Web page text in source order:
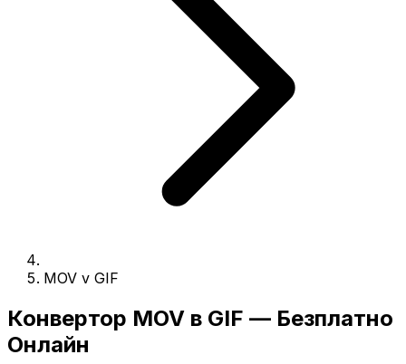
MOV v GIF
Конвертор MOV в GIF — Безплатно
Онлайн